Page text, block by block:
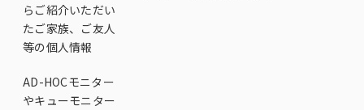
らご紹介いただい
たご家族、ご友人
等の個人情報
AD-HOCモニター
やキューモニター